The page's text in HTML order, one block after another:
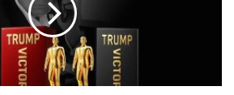
الجديدة